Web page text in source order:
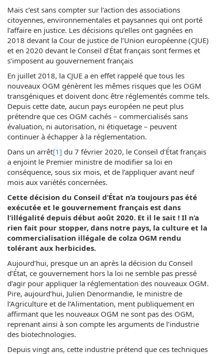
Mais c’est sans compter sur l’action des associations
citoyennes, environnementales et paysannes qui ont porté
l’affaire en justice. Les décisions qu’elles ont gagnées en
2018 devant la Cour de justice de l’Union européenne (CJUE)
et en 2020 devant le Conseil d’État français sont fermes et
s’imposent au gouvernement français
En juillet 2018, la CJUE a en effet rappelé que tous les
nouveaux OGM génèrent les mêmes risques que les OGM
transgéniques et doivent donc être réglementés comme tels.
Depuis cette date, aucun pays européen ne peut plus
prétendre que ces OGM cachés – commercialisés sans
évaluation, ni autorisation, ni étiquetage – peuvent
continuer à échapper à la réglementation.
Dans un arrêt[1] du 7 février 2020, le Conseil d’État français
a enjoint le Premier ministre de modifier sa loi en
conséquence, sous six mois, et de l’appliquer avant neuf
mois aux variétés concernées.
Cette décision du Conseil d’État n’a toujours pas été
exécutée et le gouvernement français est dans
l’illégalité depuis début août 2020. Et il le sait ! Il n’a
rien fait pour stopper, dans notre pays, la culture et la
commercialisation illégale de colza OGM rendu
tolérant aux herbicides.
Aujourd’hui, presque un an après la décision du Conseil
d’État, ce gouvernement hors la loi ne semble pas pressé
d’agir pour appliquer la réglementation des nouveaux OGM.
Pire, aujourd’hui, Julien Denormandie, le ministre de
l’Agriculture et de l’Alimentation, ment publiquement en
affirmant que les nouveaux OGM ne sont pas des OGM,
reprenant ainsi à son compte les arguments de l’industrie
des biotechnologies.
Depuis vingt ans, cette industrie prétend que ces techniques